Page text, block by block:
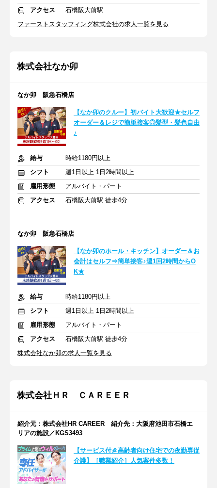
アクセス
石橋阪大前駅
ファーストスタッフィング株式会社の求人一覧を見る
株式会社なか卯
なか卯 阪急石橋店
【なか卯のクルー】初バイト大歓迎★セルフ
オーダー＆レジで簡単接客◎髪型・髪色自由
♪
給与
時給1180円以上
シフト
週1日以上 1日2時間以上
雇用形態
アルバイト・パート
アクセス
石橋阪大前駅 徒歩4分
なか卯 阪急石橋店
【なか卯のホール・キッチン】オーダー＆お
会計はセルフ⇒簡単接客♪週1回2時間からO
K★
給与
時給1180円以上
シフト
週1日以上 1日2時間以上
雇用形態
アルバイト・パート
アクセス
石橋阪大前駅 徒歩4分
株式会社なか卯の求人一覧を見る
株式会社ＨＲ ＣＡＲＥＥＲ
紹介元：株式会社HR CAREER 紹介先：大阪府池田市石橋エ
リアの施設／KGS3493
【サービス付き高齢者向け住宅での夜勤専従
介護】［職業紹介］人気案件多数！